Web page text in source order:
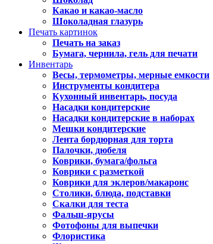
Какао и какао-масло
Шоколадная глазурь
Печать картинок
Печать на заказ
Бумага, чернила, гель для печати
Инвентарь
Весы, термометры, мерные емкости
Инструменты кондитера
Кухонный инвентарь, посуда
Насадки кондитерские
Насадки кондитерские в наборах
Мешки кондитерские
Лента бордюрная для торта
Палочки, дюбеля
Коврики, бумага/фольга
Коврики с разметкой
Коврики для эклеров/макаронс
Столики, блюда, подставки
Скалки для теста
Фальш-ярусы
Фотофоны для выпечки
Флористика